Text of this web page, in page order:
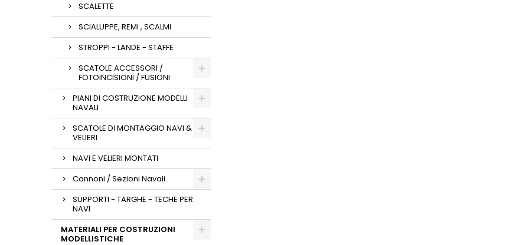
SCALETTE
SCIALUPPE, REMI , SCALMI
STROPPI - LANDE - STAFFE
SCATOLE ACCESSORI /
FOTOINCISIONI / FUSIONI
PIANI DI COSTRUZIONE MODELLI
NAVALI
SCATOLE DI MONTAGGIO NAVI &
VELIERI
NAVI E VELIERI MONTATI
Cannoni / Sezioni Navali
SUPPORTI - TARGHE - TECHE PER
NAVI
MATERIALI PER COSTRUZIONI
MODELLISTICHE